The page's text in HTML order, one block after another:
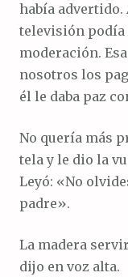
había advertido.
televisión podía
moderación.
nosotros los
él le daba paz
No quería más
tela y le dio la
Leyó: «No
padre».
La madera
dijo en voz alta.